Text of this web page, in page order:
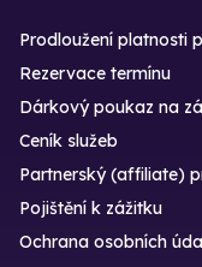
Prodloužení platnosti
Rezervace termínu
Dárkový poukaz na
Ceník služeb
Partnerský (affiliate)
Pojištění k zážitku
Ochrana osobních